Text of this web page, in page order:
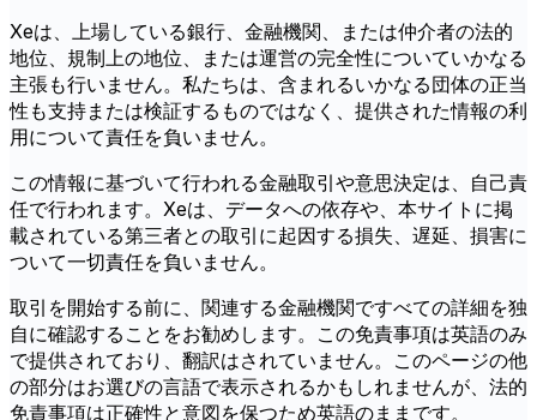
Xeは、上場している銀行、金融機関、または仲介者の法的
地位、規制上の地位、または運営の完全性についていかなる
主張も行いません。私たちは、含まれるいかなる団体の正当
性も支持または検証するものではなく、提供された情報の利
用について責任を負いません。
この情報に基づいて行われる金融取引や意思決定は、自己責
任で行われます。Xeは、データへの依存や、本サイトに掲
載されている第三者との取引に起因する損失、遅延、損害に
ついて一切責任を負いません。
取引を開始する前に、関連する金融機関ですべての詳細を独
自に確認することをお勧めします。この免責事項は英語のみ
で提供されており、翻訳はされていません。このページの他
の部分はお選びの言語で表示されるかもしれませんが、法的
免責事項は正確性と意図を保つため英語のままです。